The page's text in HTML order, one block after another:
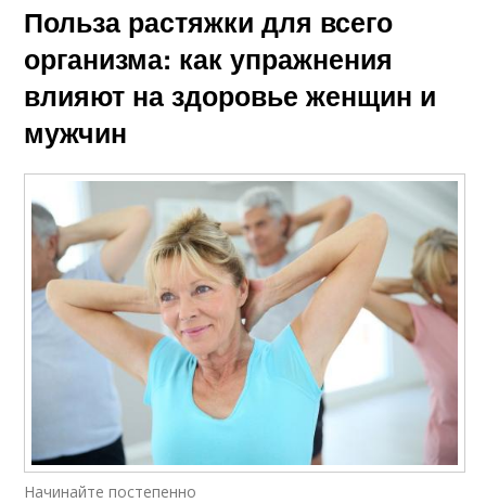
Польза растяжки для всего
организма: как упражнения
влияют на здоровье женщин и
мужчин
Начинайте постепенно